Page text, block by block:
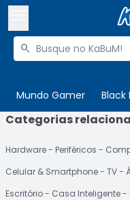
Buscar produtos

Mundo Gamer Black
Olá. Acesse sua
 Departamentos
Cupons
Categorias
Hardware Periféricos
Celular & Smartphone
TV
Escritório
Casa Inteligente